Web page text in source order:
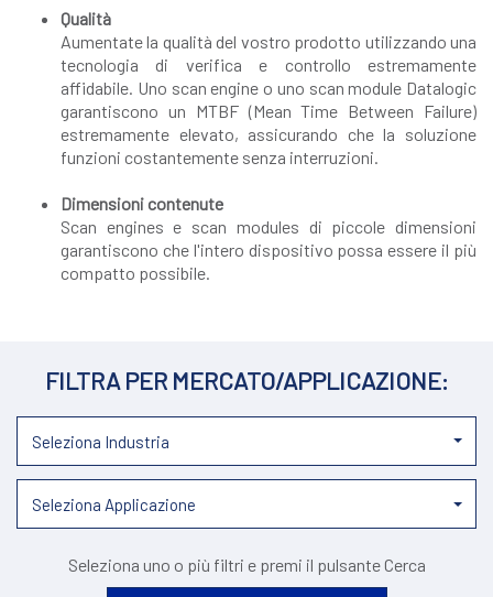
Qualità
Aumentate la qualità del vostro prodotto utilizzando una
tecnologia di verifica e controllo estremamente
affidabile. Uno scan engine o uno scan module Datalogic
garantiscono un MTBF (Mean Time Between Failure)
estremamente elevato, assicurando che la soluzione
funzioni costantemente senza interruzioni.
Dimensioni contenute
Scan engines e scan modules di piccole dimensioni
garantiscono che l'intero dispositivo possa essere il più
compatto possibile.
FILTRA PER MERCATO/APPLICAZIONE:
Seleziona Industria
Seleziona Applicazione
Seleziona uno o più filtri e premi il pulsante Cerca